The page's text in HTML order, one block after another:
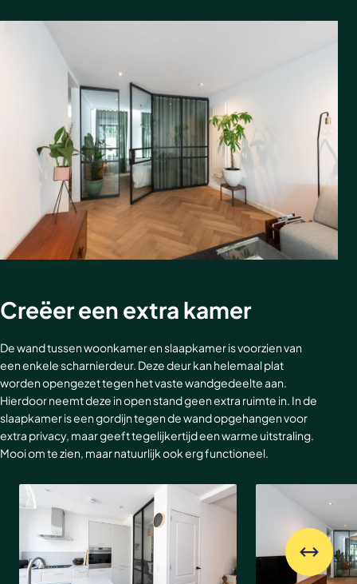
Sample sale
Accessoires
Stalen binnendeuren
Akoestische panelen
GewoonGers deuren outlet
Veelgestelde vragen
Creëer een extra kamer
De wand tussen woonkamer en slaapkamer is voorzien van
een enkele scharnierdeur. Deze deur kan helemaal plat
worden opengezet tegen het vaste wandgedeelte aan.
Hierdoor neemt deze in open stand geen extra ruimte in. In de
slaapkamer is een gordijn tegen de wand opgehangen voor
extra privacy, maar geeft tegelijkertijd een warme uitstraling.
Mooi om te zien, maar natuurlijk ook erg functioneel.